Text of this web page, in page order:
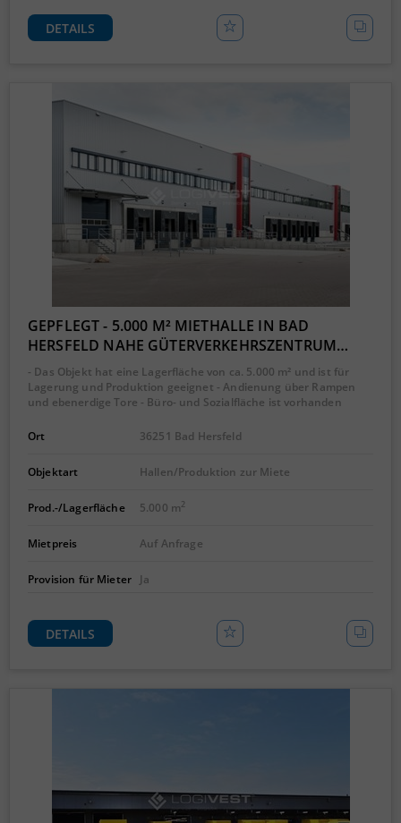
DETAILS
GEPFLEGT - 5.000 M² MIETHALLE IN BAD
HERSFELD NAHE GÜTERVERKEHRSZENTRUM…
- Das Objekt hat eine Lagerfläche von ca. 5.000 m² und ist für
Lagerung und Produktion geeignet - Andienung über Rampen
und ebenerdige Tore - Büro- und Sozialfläche ist vorhanden
Ort 36251 Bad Hersfeld
Objektart Hallen/Produktion zur Miete
Prod.-/Lagerfläche 5.000 m2
Mietpreis Auf Anfrage
Provision für Mieter Ja
DETAILS